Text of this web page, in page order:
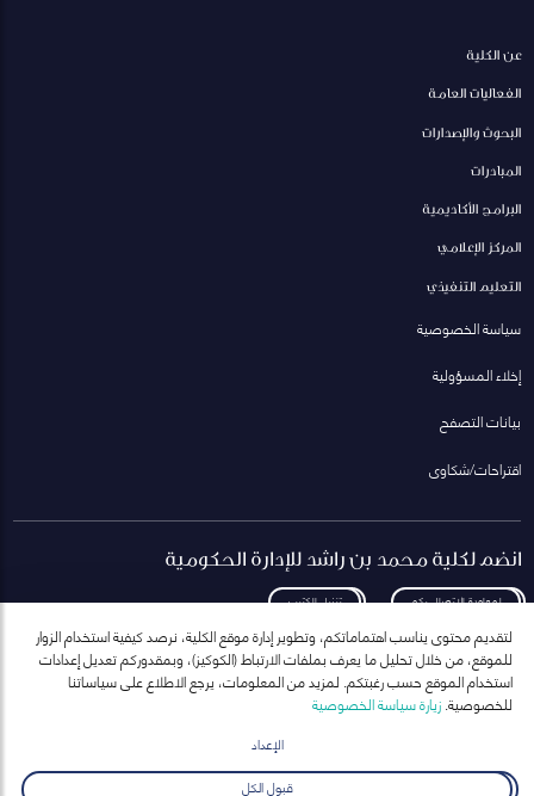
عن الكلية
الفعاليات العامة
البحوث والإصدارات
المبادرات
البرامج الأكاديمية
المركز الإعلامي
التعليم التنفيذي
سياسة الخصوصية
إخلاء المسؤولية
بيانات التصفح
اقتراحات/شكاوى
انضم لكلية محمد بن راشد للإدارة الحكومية
لمعاودة الاتصال بكم تنزيل الكتيب
انضم إلى قائمة مراسلاتنا
ارسال
لتقديم محتوى يناسب اهتماماتكم، وتطوير إدارة موقع الكلية، نرصد كيفية استخدام الزوار
للموقع، من خلال تحليل ما يعرف بملفات الارتباط (الكوكيز)، وبمقدوركم تعديل إعدادات
استخدام الموقع حسب رغبتكم. لمزيد من المعلومات، يرجع الاطلاع على سياساتنا
للخصوصية.زيارة سياسة الخصوصية
الإعداد
قبول الكل